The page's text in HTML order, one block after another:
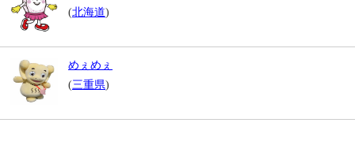
(北海道)
めぇめぇ
(三重県)